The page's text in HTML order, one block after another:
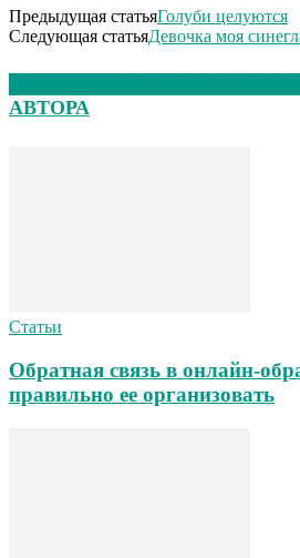
Предыдущая статьяГолуби целуются
Следующая статьяДевочка моя
АВТОРА
Статьи
Обратная связь в онлайн-
правильно ее организовать